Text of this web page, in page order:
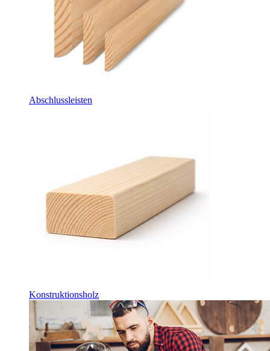
Abschlussleisten
Konstruktionsholz